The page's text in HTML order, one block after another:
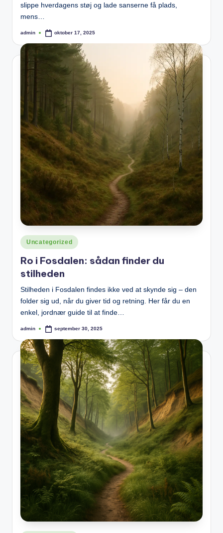
slippe hverdagens støj og lade sanserne få plads,
mens…
Posted
admin oktober 17, 2025
Posted
in
Uncategorized
Ro i Fosdalen: sådan finder du
stilheden
Stilheden i Fosdalen findes ikke ved at skynde sig – den
folder sig ud, når du giver tid og retning. Her får du en
enkel, jordnær guide til at finde…
Posted
admin september 30, 2025